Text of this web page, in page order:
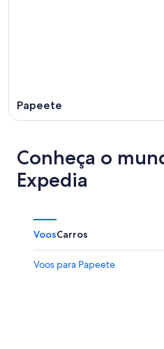
Papeete
Conheça o
Expedia
VoosCarros
Voos para Papeete